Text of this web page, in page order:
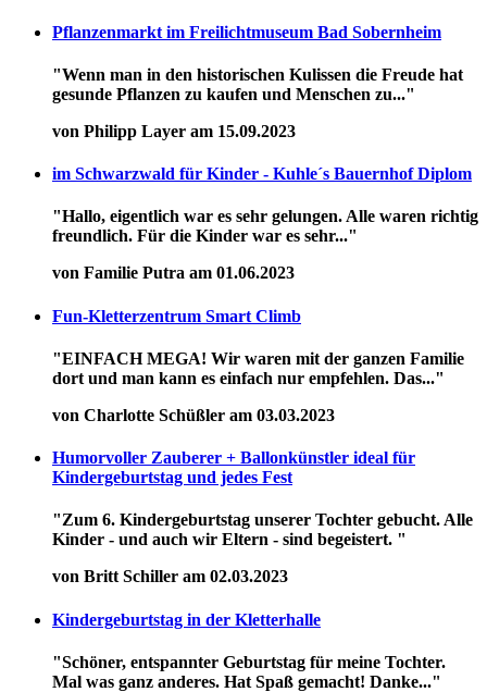
Pflanzenmarkt im Freilichtmuseum Bad Sobernheim
"Wenn man in den historischen Kulissen die Freude hat
gesunde Pflanzen zu kaufen und Menschen zu..."
von Philipp Layer am 15.09.2023
im Schwarzwald für Kinder - Kuhle´s Bauernhof Diplom
"Hallo, eigentlich war es sehr gelungen. Alle waren richtig
freundlich. Für die Kinder war es sehr..."
von Familie Putra am 01.06.2023
Fun-Kletterzentrum Smart Climb
"EINFACH MEGA! Wir waren mit der ganzen Familie
dort und man kann es einfach nur empfehlen. Das..."
von Charlotte Schüßler am 03.03.2023
Humorvoller Zauberer + Ballonkünstler ideal für
Kindergeburtstag und jedes Fest
"Zum 6. Kindergeburtstag unserer Tochter gebucht. Alle
Kinder - und auch wir Eltern - sind begeistert. "
von Britt Schiller am 02.03.2023
Kindergeburtstag in der Kletterhalle
"Schöner, entspannter Geburtstag für meine Tochter.
Mal was ganz anderes. Hat Spaß gemacht! Danke..."